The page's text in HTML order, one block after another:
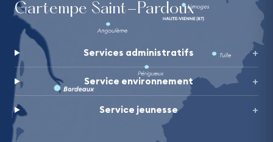
Gartempe Saint-Pardoux
Services administratifs
Service environnement
Service jeunesse